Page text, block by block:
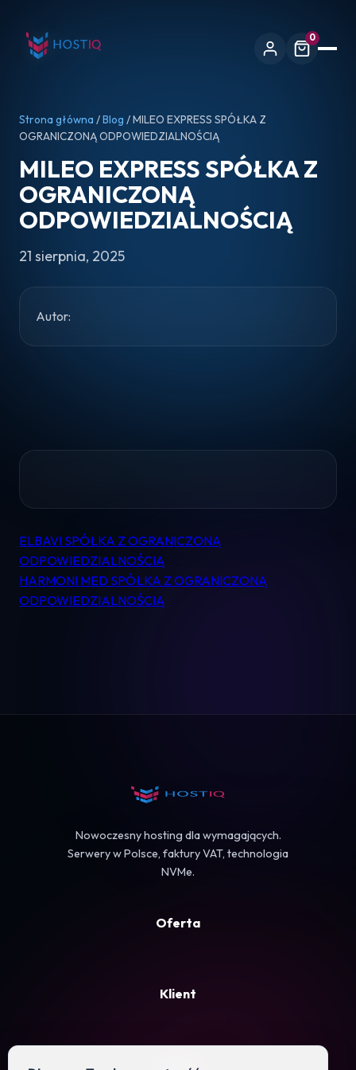
0
Pomoc
Kontakt
Strona główna /Blog / MILEO EXPRESS SPÓŁKA Z
OGRANICZONĄ ODPOWIEDZIALNOŚCIĄ
MILEO EXPRESS SPÓŁKA Z
OGRANICZONĄ
ODPOWIEDZIALNOŚCIĄ
21 sierpnia, 2025
Autor:
Nawigacja
wpisu
ELBAVI SPÓŁKA Z OGRANICZONĄ
ODPOWIEDZIALNOŚCIĄ
HARMONI MED SPÓŁKA Z OGRANICZONĄ
ODPOWIEDZIALNOŚCIĄ
Nowoczesny hosting dla wymagających.
Serwery w Polsce, faktury VAT, technologia
NVMe.
Oferta
Klient
Firma